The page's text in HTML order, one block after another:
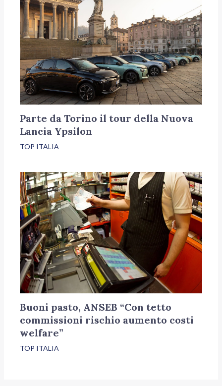
Parte da Torino il tour della Nuova
Lancia Ypsilon
TOP ITALIA
Buoni pasto, ANSEB “Con tetto
commissioni rischio aumento costi
welfare”
TOP ITALIA